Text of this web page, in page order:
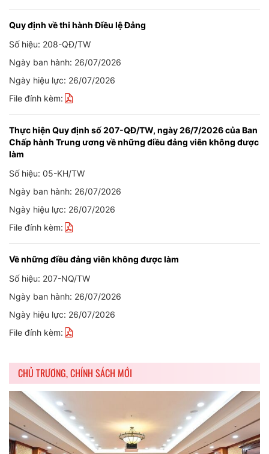
Quy định về thi hành Điều lệ Đảng
Số hiệu: 208-QĐ/TW
Ngày ban hành: 26/07/2026
Ngày hiệu lực: 26/07/2026
File đính kèm:
Thực hiện Quy định số 207-QĐ/TW, ngày 26/7/2026 của Ban
Chấp hành Trung ương về những điều đảng viên không được
làm
Số hiệu: 05-KH/TW
Ngày ban hành: 26/07/2026
Ngày hiệu lực: 26/07/2026
File đính kèm:
Về những điều đảng viên không được làm
Số hiệu: 207-NQ/TW
Ngày ban hành: 26/07/2026
Ngày hiệu lực: 26/07/2026
File đính kèm:
CHỦ TRƯƠNG, CHÍNH SÁCH MỚI